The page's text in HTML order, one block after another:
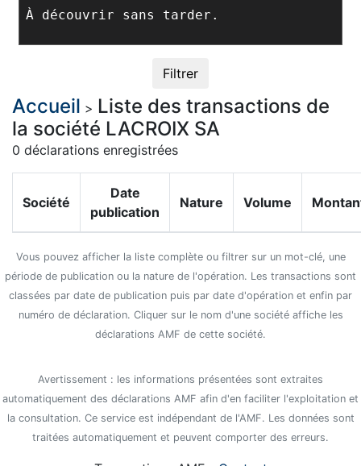
À découvrir sans tarder.
Filtrer
Accueil > Liste des transactions de
la société LACROIX SA
0 déclarations enregistrées
Société
Date
publication
Nature Volume
Vous pouvez afficher la liste complète ou filtrer sur un mot-clé, une
période de publication ou la nature de l'opération. Les transactions sont
classées par date de publication puis par date d'opération et enfin par
numéro de déclaration. Cliquer sur le nom d'une société affiche les
déclarations AMF de cette société.
Avertissement : les informations présentées sont extraites
automatiquement des déclarations AMF afin d'en faciliter l'exploitation et
la consultation. Ce service est indépendant de l'AMF. Les données sont
traitées automatiquement et peuvent comporter des erreurs.